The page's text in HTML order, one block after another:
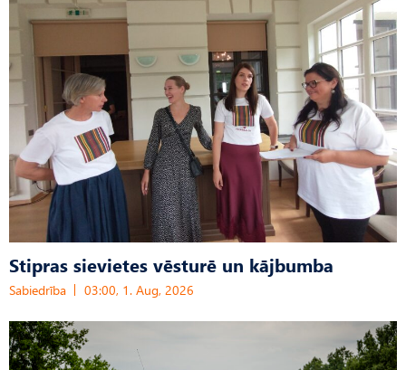
Stipras sievietes vēsturē un kājbumba
Sabiedrība 03:00, 1. Aug, 2026